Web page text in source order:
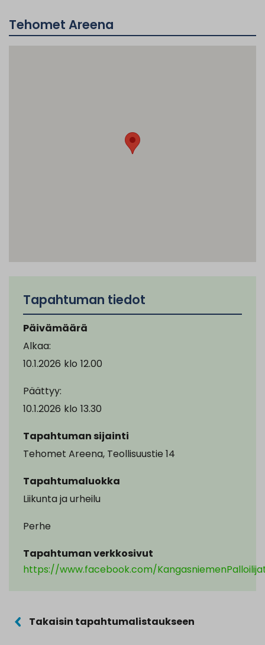
Tehomet Areena
Tapahtuman tiedot
Päivämäärä
Alkaa:
10.1.2026 klo 12.00
Päättyy:
10.1.2026 klo 13.30
Tapahtuman sijainti
Tehomet Areena, Teollisuustie 14
Tapahtumaluokka
Liikunta ja urheilu
Perhe
Tapahtuman verkkosivut
https://www.facebook.com/
Takaisin tapahtumalistaukseen